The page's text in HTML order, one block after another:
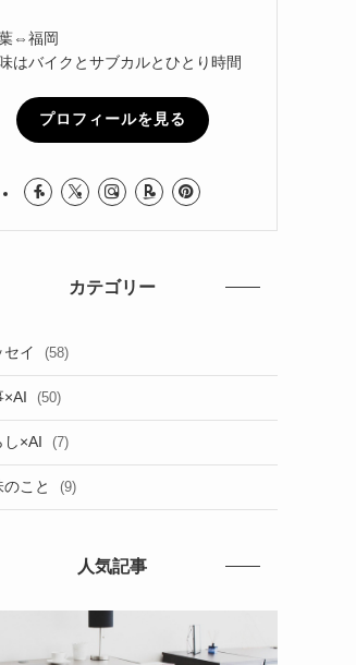
葉⇔福岡
味はバイクとサブカルとひとり時間
プロフィールを見る
カテゴリー
セイ (58)
×AI (50)
し×AI (7)
のこと (9)
人気記事